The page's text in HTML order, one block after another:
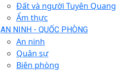
Đất và người Tuyên Quang
Ẩm thực
AN NINH - QUỐC PHÒNG
An ninh
Quân sự
Biên phòng